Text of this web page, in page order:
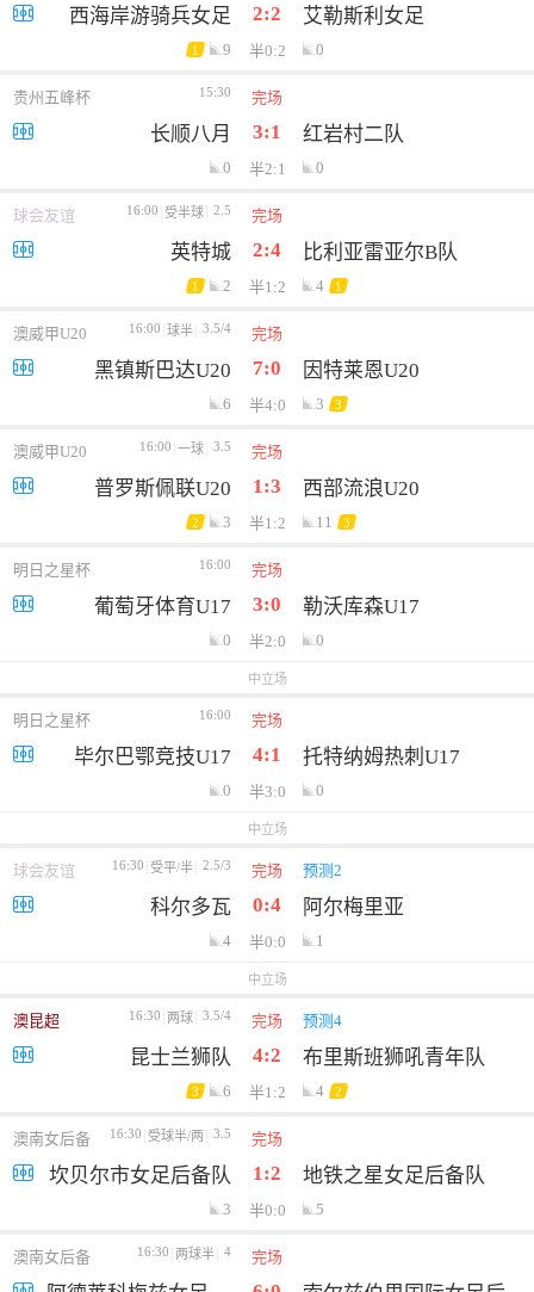
西海岸游骑兵女足 2:2 艾勒斯利女足
1 9 半0:2 0
贵州五峰杯 15:30 完场
长顺八月 3:1 红岩村二队
0 半2:1 0
球会友谊 16:00 受半球 2.5 完场
英特城 2:4 比利亚雷亚尔B队
1 2 半1:2 4 1
澳威甲U20 16:00 球半 3.5/4 完场
黑镇斯巴达U20 7:0 因特莱恩U20
6 半4:0 3 3
澳威甲U20 16:00 一球 3.5 完场
普罗斯佩联U20 1:3 西部流浪U20
2 3 半1:2 11 3
明日之星杯 16:00 完场
葡萄牙体育U17 3:0 勒沃库森U17
0 半2:0 0
中立场
明日之星杯 16:00 完场
毕尔巴鄂竞技U17 4:1 托特纳姆热刺U17
0 半3:0 0
中立场
球会友谊 16:30 受平/半 2.5/3 完场 预测2
科尔多瓦 0:4 阿尔梅里亚
4 半0:0 1
中立场
澳昆超 16:30 两球 3.5/4 完场 预测4
昆士兰狮队 4:2 布里斯班狮吼青年队
3 6 半1:2 4 2
澳南女后备 16:30 受球半/两 3.5 完场
坎贝尔市女足后备队 1:2 地铁之星女足后备队
3 半0:0 5
澳南女后备 16:30 两球半 4 完场